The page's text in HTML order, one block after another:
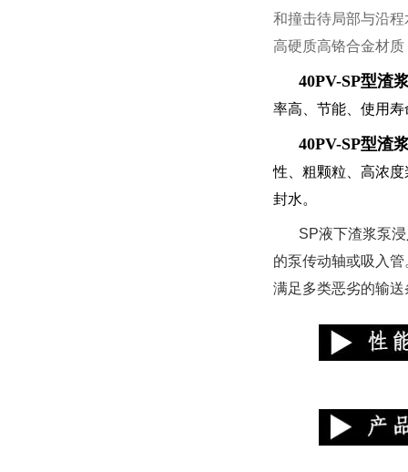
和撞击待局部与沿
高硬质高铬合金材
40PV-SP型渣
率高、节能、使用
40PV-SP型渣
性、粗颗粒、高浓
封水。
SP液下渣浆泵
的泵传动轴或吸入
满足多类恶劣的输送